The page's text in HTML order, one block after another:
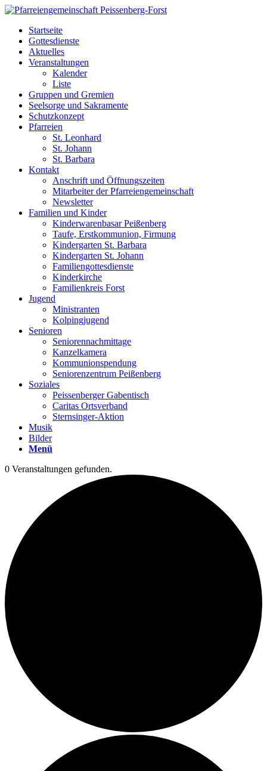
Startseite
Gottesdienste
Aktuelles
Veranstaltungen
Kalender
Liste
Gruppen und Gremien
Seelsorge und Sakramente
Schutzkonzept
Pfarreien
St. Leonhard
St. Johann
St. Barbara
Kontakt
Anschrift und Öffnungszeiten
Mitarbeiter der Pfarreiengemeinschaft
Newsletter
Familien und Kinder
Kinderwarenbasar Peißenberg
Taufe, Erstkommunion, Firmung
Kindergarten St. Barbara
Kindergarten St. Johann
Familiengottesdienste
Kinderkirche
Familienkreis Forst
Jugend
Ministranten
Kolpingjugend
Senioren
Seniorennachmittage
Kanzelkamera
Kommunionspendung
Seniorenzentrum Peißenberg
Soziales
Peissenberger Gabentisch
Caritas Ortsverband
Sternsinger-Aktion
Musik
Bilder
Menü
0 Veranstaltungen gefunden.